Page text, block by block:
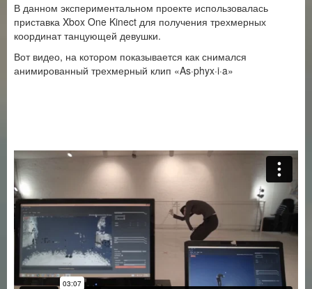
В данном экспериментальном проекте использовалась
приставка Xbox One Kinect для получения трехмерных
координат танцующей девушки.
Вот видео, на котором показывается как снимался
анимированный трехмерный клип «As·phyx·i·a»